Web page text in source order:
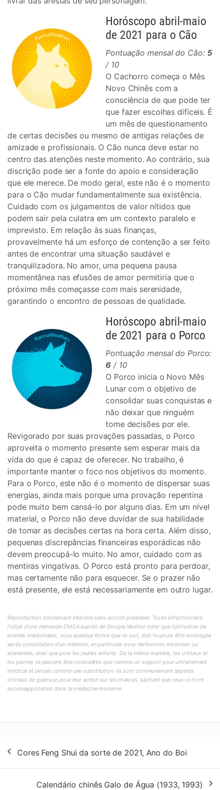
Horóscopo abril-maio
de 2021 para o Cão
Pontuação mensal do Cão: 5
/ 10
O Cachorro começa o Mês
Novo Chinês com a
consciência de que pode ter
que fazer escolhas difíceis. É
um mês de questionamento
de certas decisões ou mesmo de antigas relações de
amizade e profissionais. O Cão nunca deve estar no
centro das atenções neste momento. Ao contrário, sua
discrição pode ser a fonte do apoio e consideração
que ele merece. De modo geral, este não é o momento
para o Cão mudar fundamentalmente sua existência.
Cuidado com os julgamentos de valor nítidos que
podem sair pela culatra em um contexto paralelo e
imprevisto. Em relação às suas finanças,
provavelmente há um esforço de contenção a ser feito
antes de encontrar uma situação saudável e
tranquilizadora. No amor, uma pequena pausa
momentânea nas efusões de amor permitiria que o
próximo mês começasse com mais serenidade,
garantindo o encontro de pessoas de qualidade.
Horóscopo abril-maio
de 2021 para o Porco
Pontuação mensal do Porco:
6 / 10
O Porco inicia o Novo Mês
Lunar com o objetivo de
consolidar suas conquistas e
não deixar que ninguém
tome decisões por ele.
Revigorado por suas provações passadas, o Porco
aproveita o momento presente sem esperar mais da
vida do que é capaz de oferecer. No trabalho, é
importante manter o foco nos objetivos do momento.
Para o Porco, este não é o momento de dispersar suas
energias, ainda mais porque uma provação repentina
pode muito bem cansá-lo por alguns dias. Em um nível
material, o Porco não deve duvidar de sua habilidade
de tomar as decisões certas na hora certa. Além disso,
pequenas discrepâncias financeiras esporádicas não
devem preocupá-lo muito. No amor, cuidado com as
mentiras vingativas. O Porco está pronto para perdoar,
mas certamente não para esquecer. Se o prazer não
está presente, ele está necessariamente em outro lugar.
Reproduction strictement interdite sans accord préalable. Toute infraction fera
l'objet d'une demande DMCA auprès de Google.Veuillez noter que l'utilisation de
plantes médicinales, sous quelque forme que ce soit, doit toujours être envisagée
après consultation d'un médecin, en particulier pour lesfemmes enceintes ou
allaitantes, ainsi que pour les jeunes enfants. De la même manière, les cristaux et
les pierres ne peuvent être considérés que comme un support pour untraitement
médical et jamais comme une substitution. Ils sont communément appelés
cristaux de guérison pour leur action sur les chakras, sachant que ceux-ci n'ont
aucuneapplication dans la médecine moderne.
de
artigos
Cores Feng Shui da sorte de 2021, Ano do Boi
Calendário chinês Galo de Água (1933, 1993)